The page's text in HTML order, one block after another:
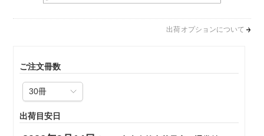
出荷オプションについて
ご注文冊数
出荷目安日